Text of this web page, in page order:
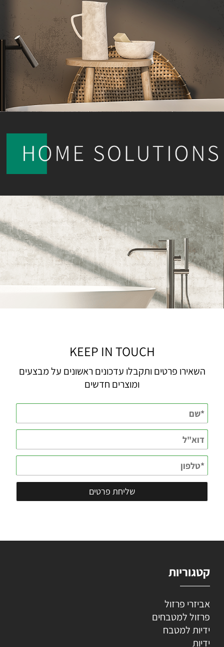
KEEP IN TOUCH
השאירו פרטים ותקבלו עדכונים ראשונים על מבצעים
ומוצרים חדשים
קטגוריות
אביזרי פרזול
פרזול למטבחים
ידיות למטבח
ידיות